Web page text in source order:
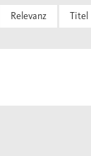
Relevanz Titel